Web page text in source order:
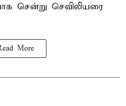
சென்று செவிலியரை
More